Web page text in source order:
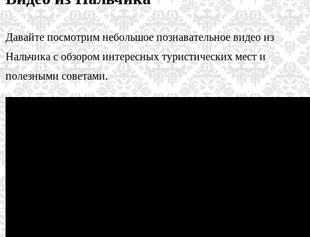
Давайте посмотрим небольшое познавательное видео из
Нальчика с обзором интересных туристических мест и
полезными советами.